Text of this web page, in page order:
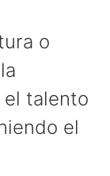
o
el talento
el